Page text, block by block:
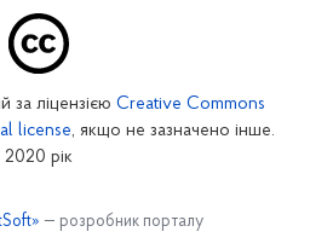
за ліцензією Creative Commons
license, якщо не зазначено інше.
2020 рік
— розробник порталу